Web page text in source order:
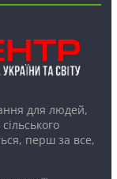
для людей,
перш за все,